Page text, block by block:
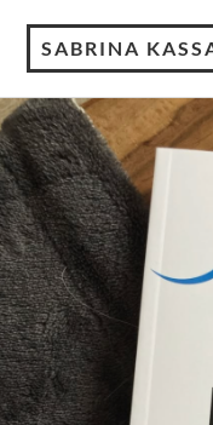
SABRINA